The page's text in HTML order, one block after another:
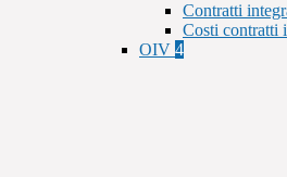
Contratti
Costi contratti
OIV 4